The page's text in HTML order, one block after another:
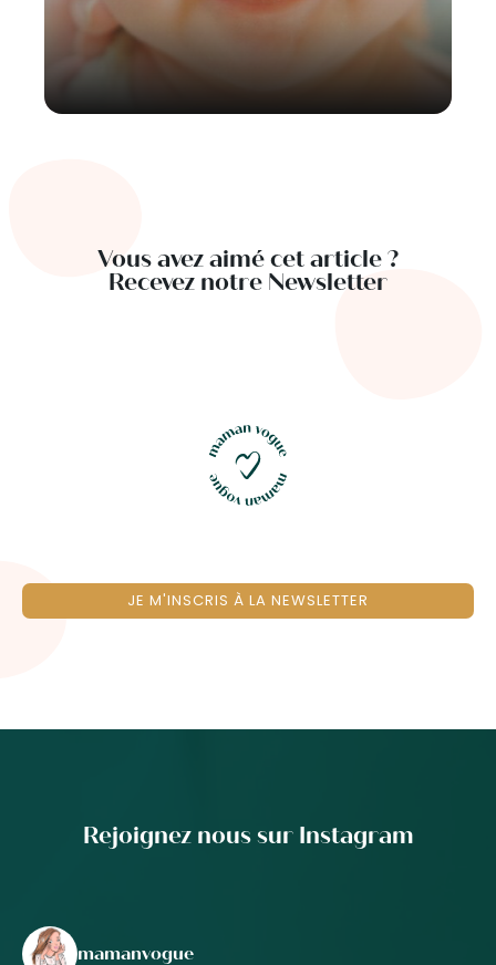
Vous avez aimé cet article ?
Recevez notre Newsletter
JE M'INSCRIS À LA NEWSLETTER
Rejoignez nous sur Instagram
mamanvogue